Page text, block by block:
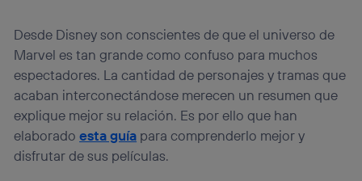
Desde Disney son conscientes de que el universo de
Marvel es tan grande como confuso para muchos
espectadores. La cantidad de personajes y tramas que
acaban interconectándose merecen un resumen que
explique mejor su relación. Es por ello que han
elaboradoesta guía para comprenderlo mejor y
disfrutar de sus películas.